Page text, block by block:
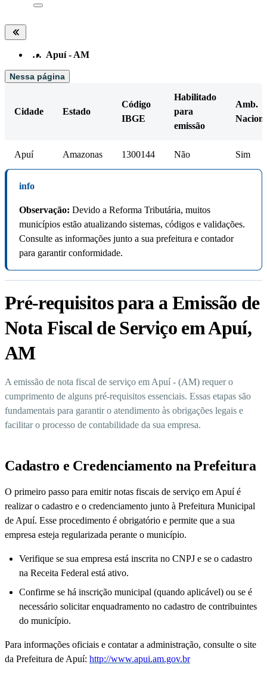
… Apuí - AM
Nessa página
Cidade Estado
Código
IBGE
Habilitado
para
emissão
Amb.
Apuí Amazonas 1300144 Não Sim
info
Observação: Devido a Reforma Tributária, muitos
municípios estão atualizando sistemas, códigos e validações.
Consulte as informações junto a sua prefeitura e contador
para garantir conformidade.
Pré-requisitos para a Emissão de
Nota Fiscal de Serviço em Apuí,
AM
A emissão de nota fiscal de serviço em Apuí - (AM) requer o
cumprimento de alguns pré-requisitos essenciais. Essas etapas são
fundamentais para garantir o atendimento às obrigações legais e
facilitar o processo de contabilidade da sua empresa.
Cadastro e Credenciamento na Prefeitura
O primeiro passo para emitir notas fiscais de serviço em Apuí é
realizar o cadastro e o credenciamento junto à Prefeitura Municipal
de Apuí. Esse procedimento é obrigatório e permite que a sua
empresa esteja regularizada perante o município.
Verifique se sua empresa está inscrita no CNPJ e se o cadastro
na Receita Federal está ativo.
Confirme se há inscrição municipal (quando aplicável) ou se é
necessário solicitar enquadramento no cadastro de contribuintes
do município.
Para informações oficiais e contatar a administração, consulte o site
da Prefeitura de Apuí: http://www.apui.am.gov.br